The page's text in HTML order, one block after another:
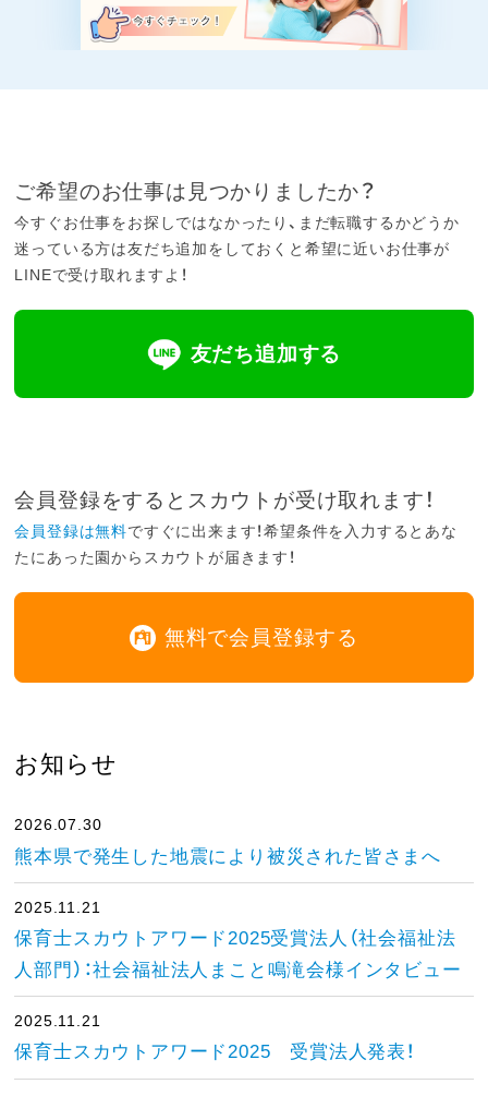
ご希望のお仕事は見つかりましたか？
今すぐお仕事をお探しではなかったり、まだ転職するかどうか
迷っている方は友だち追加をしておくと希望に近いお仕事が
LINEで受け取れますよ！
友だち追加する
会員登録をするとスカウトが受け取れます！
会員登録は無料ですぐに出来ます！希望条件を入力するとあな
たにあった園からスカウトが届きます！
無料で会員登録する
お知らせ
2026.07.30
熊本県で発生した地震により被災された皆さまへ
2025.11.21
保育士スカウトアワード2025受賞法人（社会福祉法
人部門）：社会福祉法人まこと鳴滝会様インタビュー
2025.11.21
保育士スカウトアワード2025 受賞法人発表！